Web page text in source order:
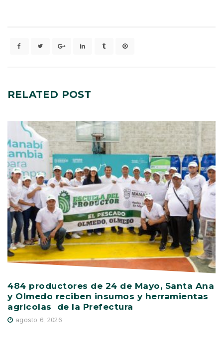
RELATED POST
484 productores de 24 de Mayo, Santa Ana
y Olmedo reciben insumos y herramientas
agrícolas de la Prefectura
agosto 6, 2026